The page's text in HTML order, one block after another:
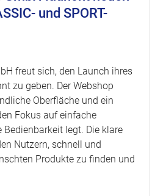
und SPORT-
freut sich, den Launch ihres
zu geben. Der Webshop
Oberfläche und ein
Fokus auf einfache
legt. Die klare
Nutzern, schnell und
Produkte zu finden und